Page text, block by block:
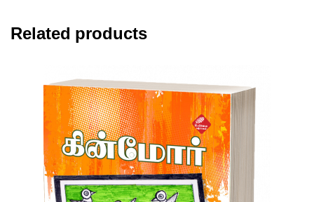
Related products